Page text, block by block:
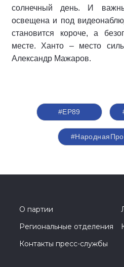
солнечный день. И
освещена и под
становится короче, а
месте. Ханто – место
Александр Мажаров.
#ЕР89
О партии
Региональные отделения
Контакты пресс-службы